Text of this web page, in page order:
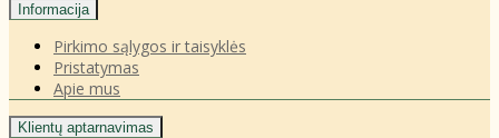
Informacija
Pirkimo sąlygos ir taisyklės
Pristatymas
Apie mus
Klientų aptarnavimas